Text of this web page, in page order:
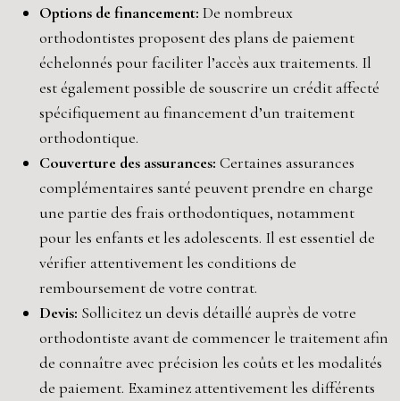
Options de financement: De nombreux
orthodontistes proposent des plans de paiement
échelonnés pour faciliter l’accès aux traitements. Il
est également possible de souscrire un crédit affecté
spécifiquement au financement d’un traitement
orthodontique.
Couverture des assurances: Certaines assurances
complémentaires santé peuvent prendre en charge
une partie des frais orthodontiques, notamment
pour les enfants et les adolescents. Il est essentiel de
vérifier attentivement les conditions de
remboursement de votre contrat.
Devis: Sollicitez un devis détaillé auprès de votre
orthodontiste avant de commencer le traitement afin
de connaître avec précision les coûts et les modalités
de paiement. Examinez attentivement les différents